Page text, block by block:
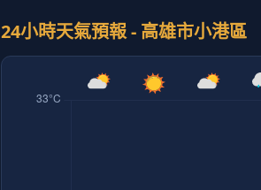
24小時天氣預報 - 高雄市小港區